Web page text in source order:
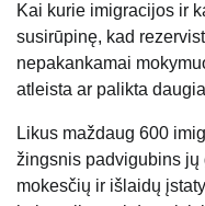
Kai kurie imigracijos ir
susirūpinę, kad
nepakankamai
atleista ar palikta
Likus maždaug 600
žingsnis padvigubins jų
mokesčių ir išlaidų